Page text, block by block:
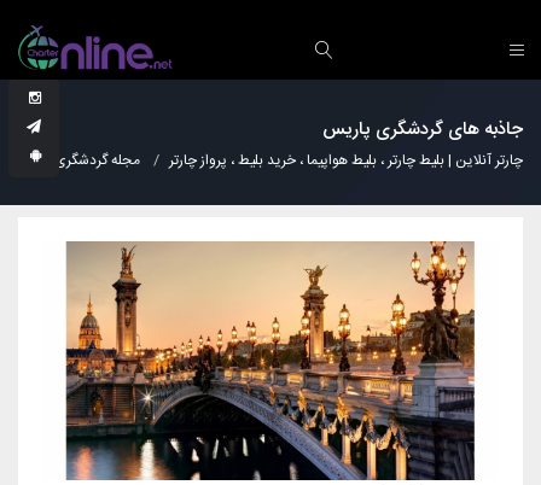
جاذبه های گردشگری پاریس
چارتر آنلاین | بلیط چارتر ، بلیط هواپیما ، خرید بلیط ، پرواز چارتر مجله گردشگری